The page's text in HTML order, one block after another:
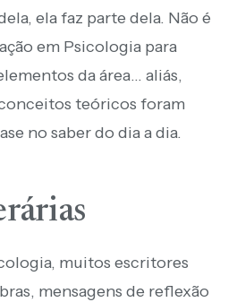
ela faz parte dela. Não é
em Psicologia para
da área… aliás,
teóricos foram
no saber do dia a dia.
muitos escritores
mensagens de reflexão